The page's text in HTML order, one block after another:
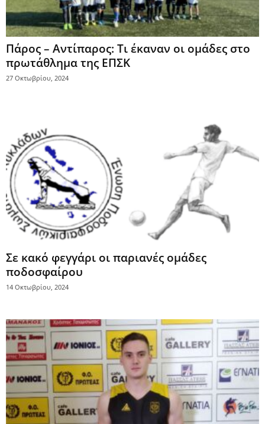
Πάρος – Αντίπαρος: Τι έκαναν οι ομάδες στο
πρωτάθλημα της ΕΠΣΚ
27 Οκτωβρίου, 2024
Σε κακό φεγγάρι οι παριανές ομάδες
ποδοσφαίρου
14 Οκτωβρίου, 2024